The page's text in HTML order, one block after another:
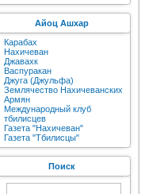
Айоц Ашхар
Карабах
Нахичеван
Джавахк
Васпуракан
Джуга (Джульфа)
Землячество Нахичеванских
Армян
Международный клуб
тбилисцев
Газета "Нахичеван"
Газета "Тбилисцы"
Поиск